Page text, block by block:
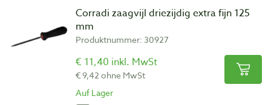
Corradi zaagvijl driezijdig extra fijn 125
mm
Produktnummer: 30927
€ 11,40 inkl. MwSt
€ 9,42 ohne MwSt
Auf Lager